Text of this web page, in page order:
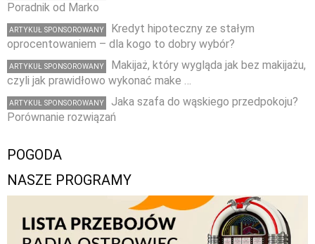
Poradnik od Marko
ARTYKUŁ SPONSOROWANY
Kredyt hipoteczny ze stałym
oprocentowaniem – dla kogo to dobry wybór?
ARTYKUŁ SPONSOROWANY
Makijaż, który wygląda jak bez makijażu,
czyli jak prawidłowo wykonać make …
ARTYKUŁ SPONSOROWANY
Jaka szafa do wąskiego przedpokoju?
Porównanie rozwiązań
POGODA
NASZE PROGRAMY